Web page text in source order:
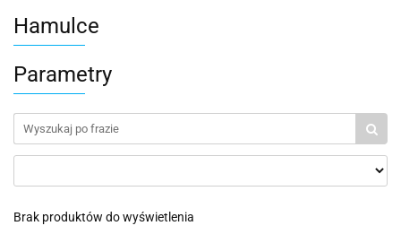
Hamulce
Parametry
Brak produktów do wyświetlenia